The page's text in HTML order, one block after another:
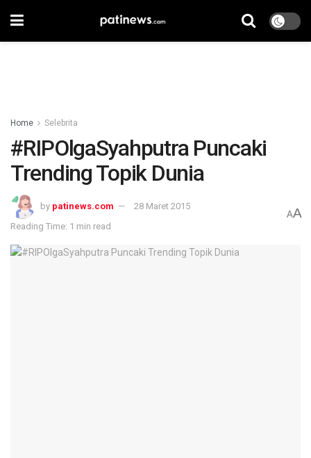
Home Selebrita
#RIPOlgaSyahputra Puncaki
Trending Topik Dunia
by patinews.com
28 Maret 2015
Reading Time: 1 min read
AA